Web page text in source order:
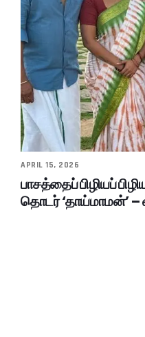
APRIL 15, 2026
பாசத்தைப் பிழியப்
தொடர் ‘தாய்மாமன்’ –